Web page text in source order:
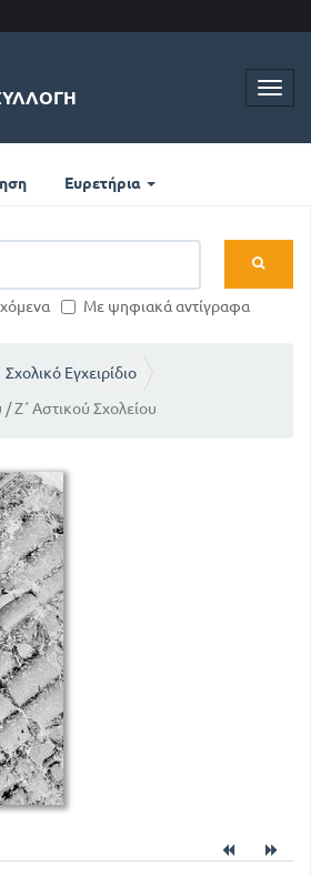
Ευρετήρια
Με ψηφιακά αντίγραφα
Σχολικό Εγχειρίδιο
Ζ΄ Αστικού Σχολείου